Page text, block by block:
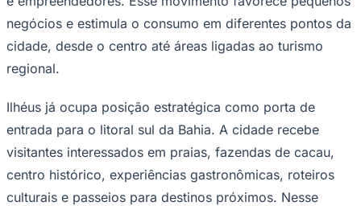
negócios e estimula o consumo em diferentes pontos da
cidade, desde o centro até áreas ligadas ao turismo
regional.
Ilhéus já ocupa posição estratégica como porta de
entrada para o litoral sul da Bahia. A cidade recebe
visitantes interessados em praias, fazendas de cacau,
centro histórico, experiências gastronômicas, roteiros
culturais e passeios para destinos próximos. Nesse